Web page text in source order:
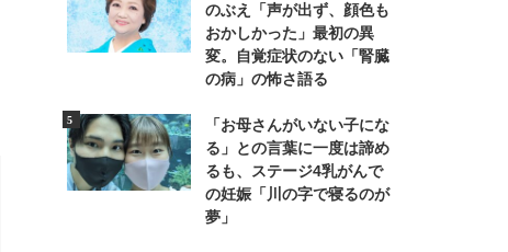
のぶえ「声が出ず、顔色も
おかしかった」最初の異
変。自覚症状のない「腎臓
の病」の怖さ語る
「お母さんがいない子にな
る」との言葉に一度は諦め
るも、ステージ4乳がんで
の妊娠「川の字で寝るのが
夢」